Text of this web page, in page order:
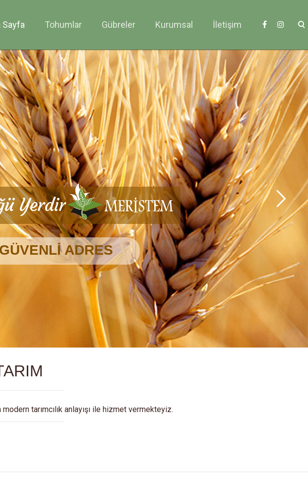
Sayfa Tohumlar Gübreler Kurumsal İletişim
tarımcılık anlayışı ile hizmet vermekteyiz.